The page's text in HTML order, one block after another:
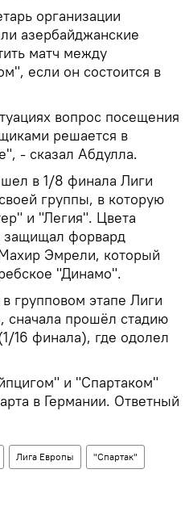
организации
азербайджанские
матч между
если он состоится в
вопрос посещения
решается в
- сказал Абдулла.
в 1/8 финала Лиги
группы, в которую
и "Легия". Цвета
защищал форвард
Эмрели, который
"Динамо".
групповом этапе Лиги
сначала прошёл стадию
16 финала), где одолел
и "Спартаком"
в Германии. Ответный
Лига Европы "Спартак"